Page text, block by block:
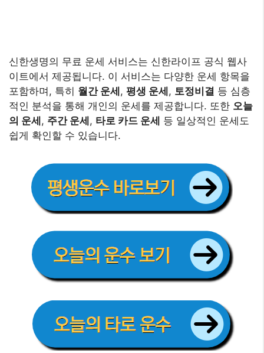
신한생명의 무료 운세 서비스는 신한라이프 공식 웹사
이트에서 제공됩니다. 이 서비스는 다양한 운세 항목을
포함하며, 특히 월간 운세 , 평생 운세 , 토정비결 등 심층
적인 분석을 통해 개인의 운세를 제공합니다. 또한 오늘
의 운세 , 주간 운세 , 타로 카드 운세 등 일상적인 운세도
쉽게 확인할 수 있습니다.